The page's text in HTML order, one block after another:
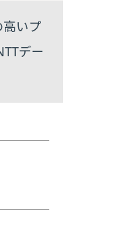
いプ
デー